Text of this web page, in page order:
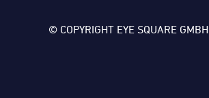
© COPYRIGHT EYE SQUARE GMBH